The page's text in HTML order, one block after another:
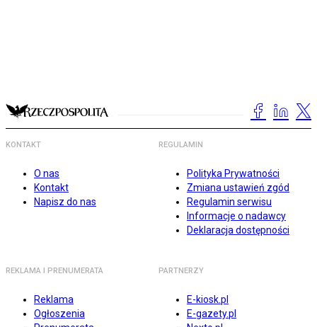
KONTAKT
O nas
Kontakt
Napisz do nas
REGULAMIN
Polityka Prywatności
Zmiana ustawień zgód
Regulamin serwisu
Informacje o nadawcy
Deklaracja dostępności
REKLAMA I PRENUMERATA
Reklama
Ogłoszenia
PARTNERZY
E-kiosk.pl
E-gazety.pl